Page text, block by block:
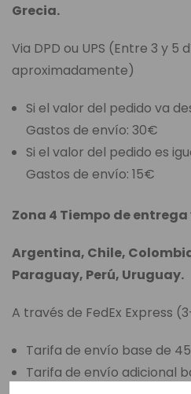
Grecia.
Via DPD ou UPS (Entre 3 y 5
aproximadamente)
Si el valor del pedido va
Gastos de envío: 30€
Si el valor del pedido es
Gastos de envío: 15€
Zona 4 Tiempo de
Argentina, Chile,
Paraguay, Perú, Uruguay.
A través de FedEx Express
Tarifa de envío base de
Tarifa de envío adicional